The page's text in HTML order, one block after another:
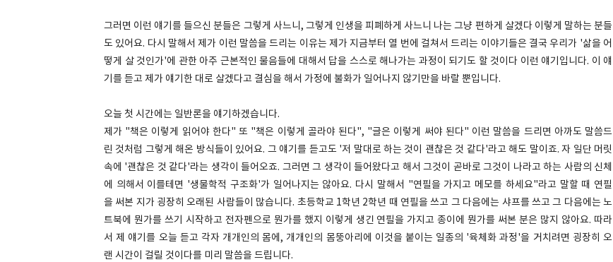
그러면 이런 얘기를 들으신 분들은 그렇게 사느니, 그렇게 인생을 피폐하게 사느니 나는 그냥 편하게 살겠다 이렇게 말하는 분들
도 있어요. 다시 말해서 제가 이런 말씀을 드리는 이유는 제가 지금부터 열 번에 걸쳐서 드리는 이야기들은 결국 우리가 '삶을 어
떻게 살 것인가'에 관한 아주 근본적인 물음들에 대해서 답을 스스로 해나가는 과정이 되기도 할 것이다 이런 얘기입니다. 이 얘
기를 듣고 제가 얘기한 대로 살겠다고 결심을 해서 가정에 불화가 일어나지 않기만을 바랄 뿐입니다.
오늘 첫 시간에는 일반론을 얘기하겠습니다.
제가 "책은 이렇게 읽어야 한다" 또 "책은 이렇게 골라야 된다", "글은 이렇게 써야 된다" 이런 말씀을 드리면 아까도 말씀드
린 것처럼 그렇게 해온 방식들이 있어요. 그 얘기를 듣고도 '저 말대로 하는 것이 괜찮은 것 같다'라고 해도 말이죠. 자 일단 머릿
속에 '괜찮은 것 같다'라는 생각이 들어오죠. 그러면 그 생각이 들어왔다고 해서 그것이 곧바로 그것이 나라고 하는 사람의 신체
에 의해서 이를테면 '생물학적 구조화'가 일어나지는 않아요. 다시 말해서 "연필을 가지고 메모를 하세요"라고 말할 때 연필
을 써본 지가 굉장히 오래된 사람들이 많습니다. 초등학교 1학년 2학년 때 연필을 쓰고 그 다음에는 샤프를 쓰고 그 다음에는 노
트북에 뭔가를 쓰기 시작하고 전자펜으로 뭔가를 했지 이렇게 생긴 연필을 가지고 종이에 뭔가를 써본 분은 많지 않아요. 따라
서 제 얘기를 오늘 듣고 각자 개개인의 몸에, 개개인의 몸뚱아리에 이것을 붙이는 일종의 '육체화 과정'을 거치려면 굉장히 오
랜 시간이 걸릴 것이다를 미리 말씀을 드립니다.